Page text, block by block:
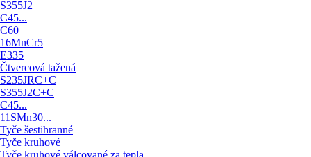
S355J2
C45...
C60
16MnCr5
E335
Čtvercová tažená
S235JRC+C
S355J2C+C
C45...
11SMn30...
Tyče šestihranné
Tyče kruhové
Tyče kruhové válcované za tepla